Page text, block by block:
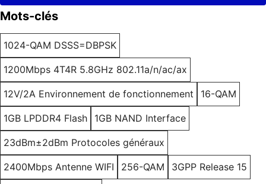
Mots-clés
1024-QAM DSSS=DBPSK
1200Mbps 4T4R 5.8GHz 802.11a/n/ac/ax
12V/2A Environnement de fonctionnement 16-QAM
1GB LPDDR4 Flash 1GB NAND Interface
23dBm±2dBm Protocoles généraux
2400Mbps Antenne WIFI 256-QAM 3GPP Release 15